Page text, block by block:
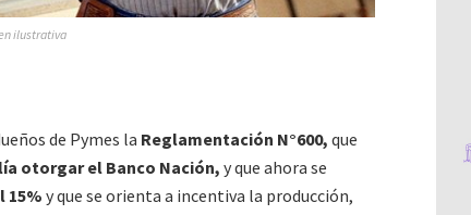
ilustrativa
de Pymes la Reglamentación N°600, que
otorgar el Banco Nación,y que ahora se
15% y que se orienta a incentiva la producción,